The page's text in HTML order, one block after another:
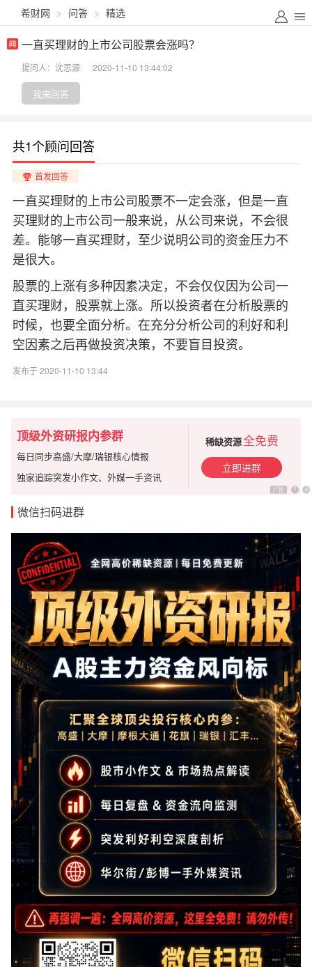
希财网 > 问答 > 精选
一直买理财的上市公司股票会涨吗？
提问人：沈思源 2020-11-10 13:44:02
我来回答
共1个顾问回答
首发回答
一直买理财的上市公司股票不一定会涨，但是一直
买理财的上市公司一般来说，从公司来说，不会很
差。能够一直买理财，至少说明公司的资金压力不
是很大。
股票的上涨有多种因素决定，不会仅仅因为公司一
直买理财，股票就上涨。所以投资者在分析股票的
时候，也要全面分析。在充分分析公司的利好和利
空因素之后再做投资决策，不要盲目投资。
发布于 2020-11-10 13:44
广告 ? x
顶级外资研报内参群
每日同步高盛/大摩/瑞银核心情报
独家追踪突发小作文、外媒一手资讯
稀缺资源全免费
立即进群
微信扫码进群